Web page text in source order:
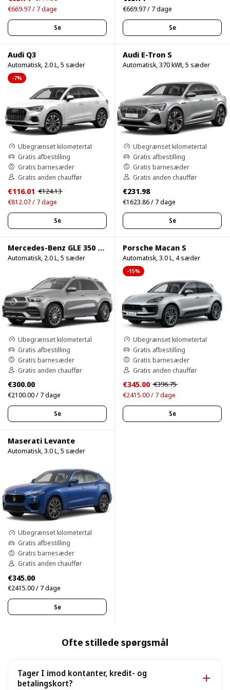
€669.97 / 7 dage
Se
€669.97 / 7 dage
Se
Audi Q3
Automatisk, 2.0 L, 5 sæder
-7%
Ubegrænset kilometertal
Gratis afbestilling
Gratis barnesæder
Gratis anden chauffør
€116.01 €124.13
€812.07 / 7 dage
Se
Audi E-Tron S
Automatisk, 370 kWt, 5 sæder
Ubegrænset kilometertal
Gratis afbestilling
Gratis barnesæder
Gratis anden chauffør
€231.98
€1623.86 / 7 dage
Se
Mercedes-Benz GLE 350 4Matic
Automatisk, 2.0 L, 5 sæder
Ubegrænset kilometertal
Gratis afbestilling
Gratis barnesæder
Gratis anden chauffør
€300.00
€2100.00 / 7 dage
Se
Porsche Macan S
Automatisk, 3.0 L, 4 sæder
-15%
Ubegrænset kilometertal
Gratis afbestilling
Gratis barnesæder
Gratis anden chauffør
€345.00 €396.75
€2415.00 / 7 dage
Se
Maserati Levante
Automatisk, 3.0 L, 5 sæder
Ubegrænset kilometertal
Gratis afbestilling
Gratis barnesæder
Gratis anden chauffør
€345.00
€2415.00 / 7 dage
Se
Ofte stillede spørgsmål
Tager I imod kontanter, kredit- og
betalingskort?